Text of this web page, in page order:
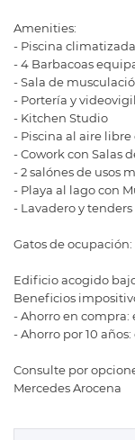
Amenities:
- Piscina climatizada
- 4 Barbacoas
- Sala de
- Portería y
- Kitchen Studio
- Piscina al aire
- Cowork con Salas
- 2 salónes de usos
- Playa al lago con
- Lavadero y tenders
Gatos de ocupación:
Edificio acogido
Beneficios
- Ahorro en compra:
- Ahorro por 10
Consulte por
Mercedes Arocena